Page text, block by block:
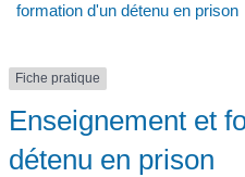
formation d'un détenu en prison
Fiche pratique
Enseignement et
détenu en prison